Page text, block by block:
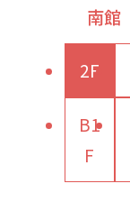
南館
2F
B1
F